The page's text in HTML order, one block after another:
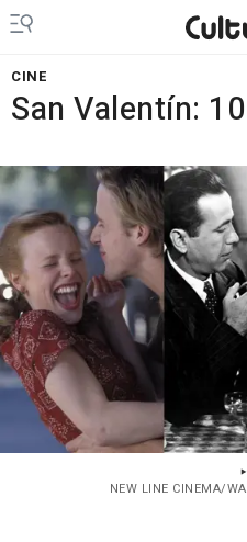
CINE
San Valentín:
NEW LINE CINEMA/